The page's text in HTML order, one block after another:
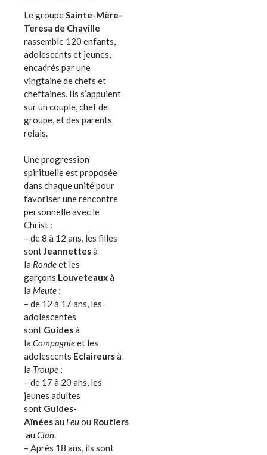
Le groupeSainte-Mère-
Teresa de Chaville
rassemble 120 enfants,
adolescents et jeunes,
encadrés par une
vingtaine de chefs et
cheftaines. Ils s’appuient
sur un couple, chef de
groupe, et des parents
relais.
Une progression
spirituelle est proposée
dans chaque unité pour
favoriser une rencontre
personnelle avec le
Christ :
– de 8 à 12 ans, les filles
sontJeannettesà
la Rondeet les
garçons Louveteauxà
la Meute ;
– de 12 à 17 ans, les
adolescentes
sont Guidesà
la Compagnieet les
adolescents Eclaireursà
la Troupe ;
– de 17 à 20 ans, les
jeunes adultes
sont Guides-
Aînéesau Feuou Routiers
au Clan.
– Après 18 ans, ils sont